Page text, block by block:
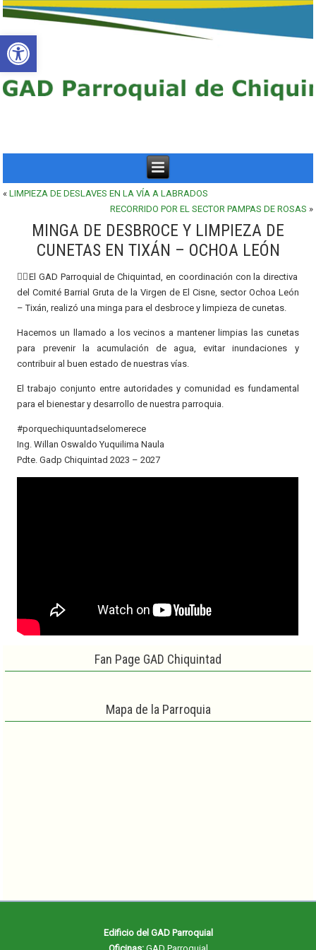
Abrir barra de herramientas
«LIMPIEZA DE DESLAVES EN LA VÍA A LABRADOS
RECORRIDO POR EL SECTOR PAMPAS DE ROSAS »
MINGA DE DESBROCE Y LIMPIEZA DE
CUNETAS EN TIXÁN – OCHOA LEÓN
👷‍♂️El GAD Parroquial de Chiquintad, en coordinación con la directiva
del Comité Barrial Gruta de la Virgen de El Cisne, sector Ochoa León
– Tixán, realizó una minga para el desbroce y limpieza de cunetas.
Hacemos un llamado a los vecinos a mantener limpias las cunetas
para prevenir la acumulación de agua, evitar inundaciones y
contribuir al buen estado de nuestras vías.
El trabajo conjunto entre autoridades y comunidad es fundamental
para el bienestar y desarrollo de nuestra parroquia.
#porquechiquuntadselomerece
Ing. Willan Oswaldo Yuquilima Naula
Pdte. Gadp Chiquintad 2023 – 2027
Fan Page GAD Chiquintad
Mapa de la Parroquia
Edificio del GAD Parroquial
Oficinas:GAD Parroquial